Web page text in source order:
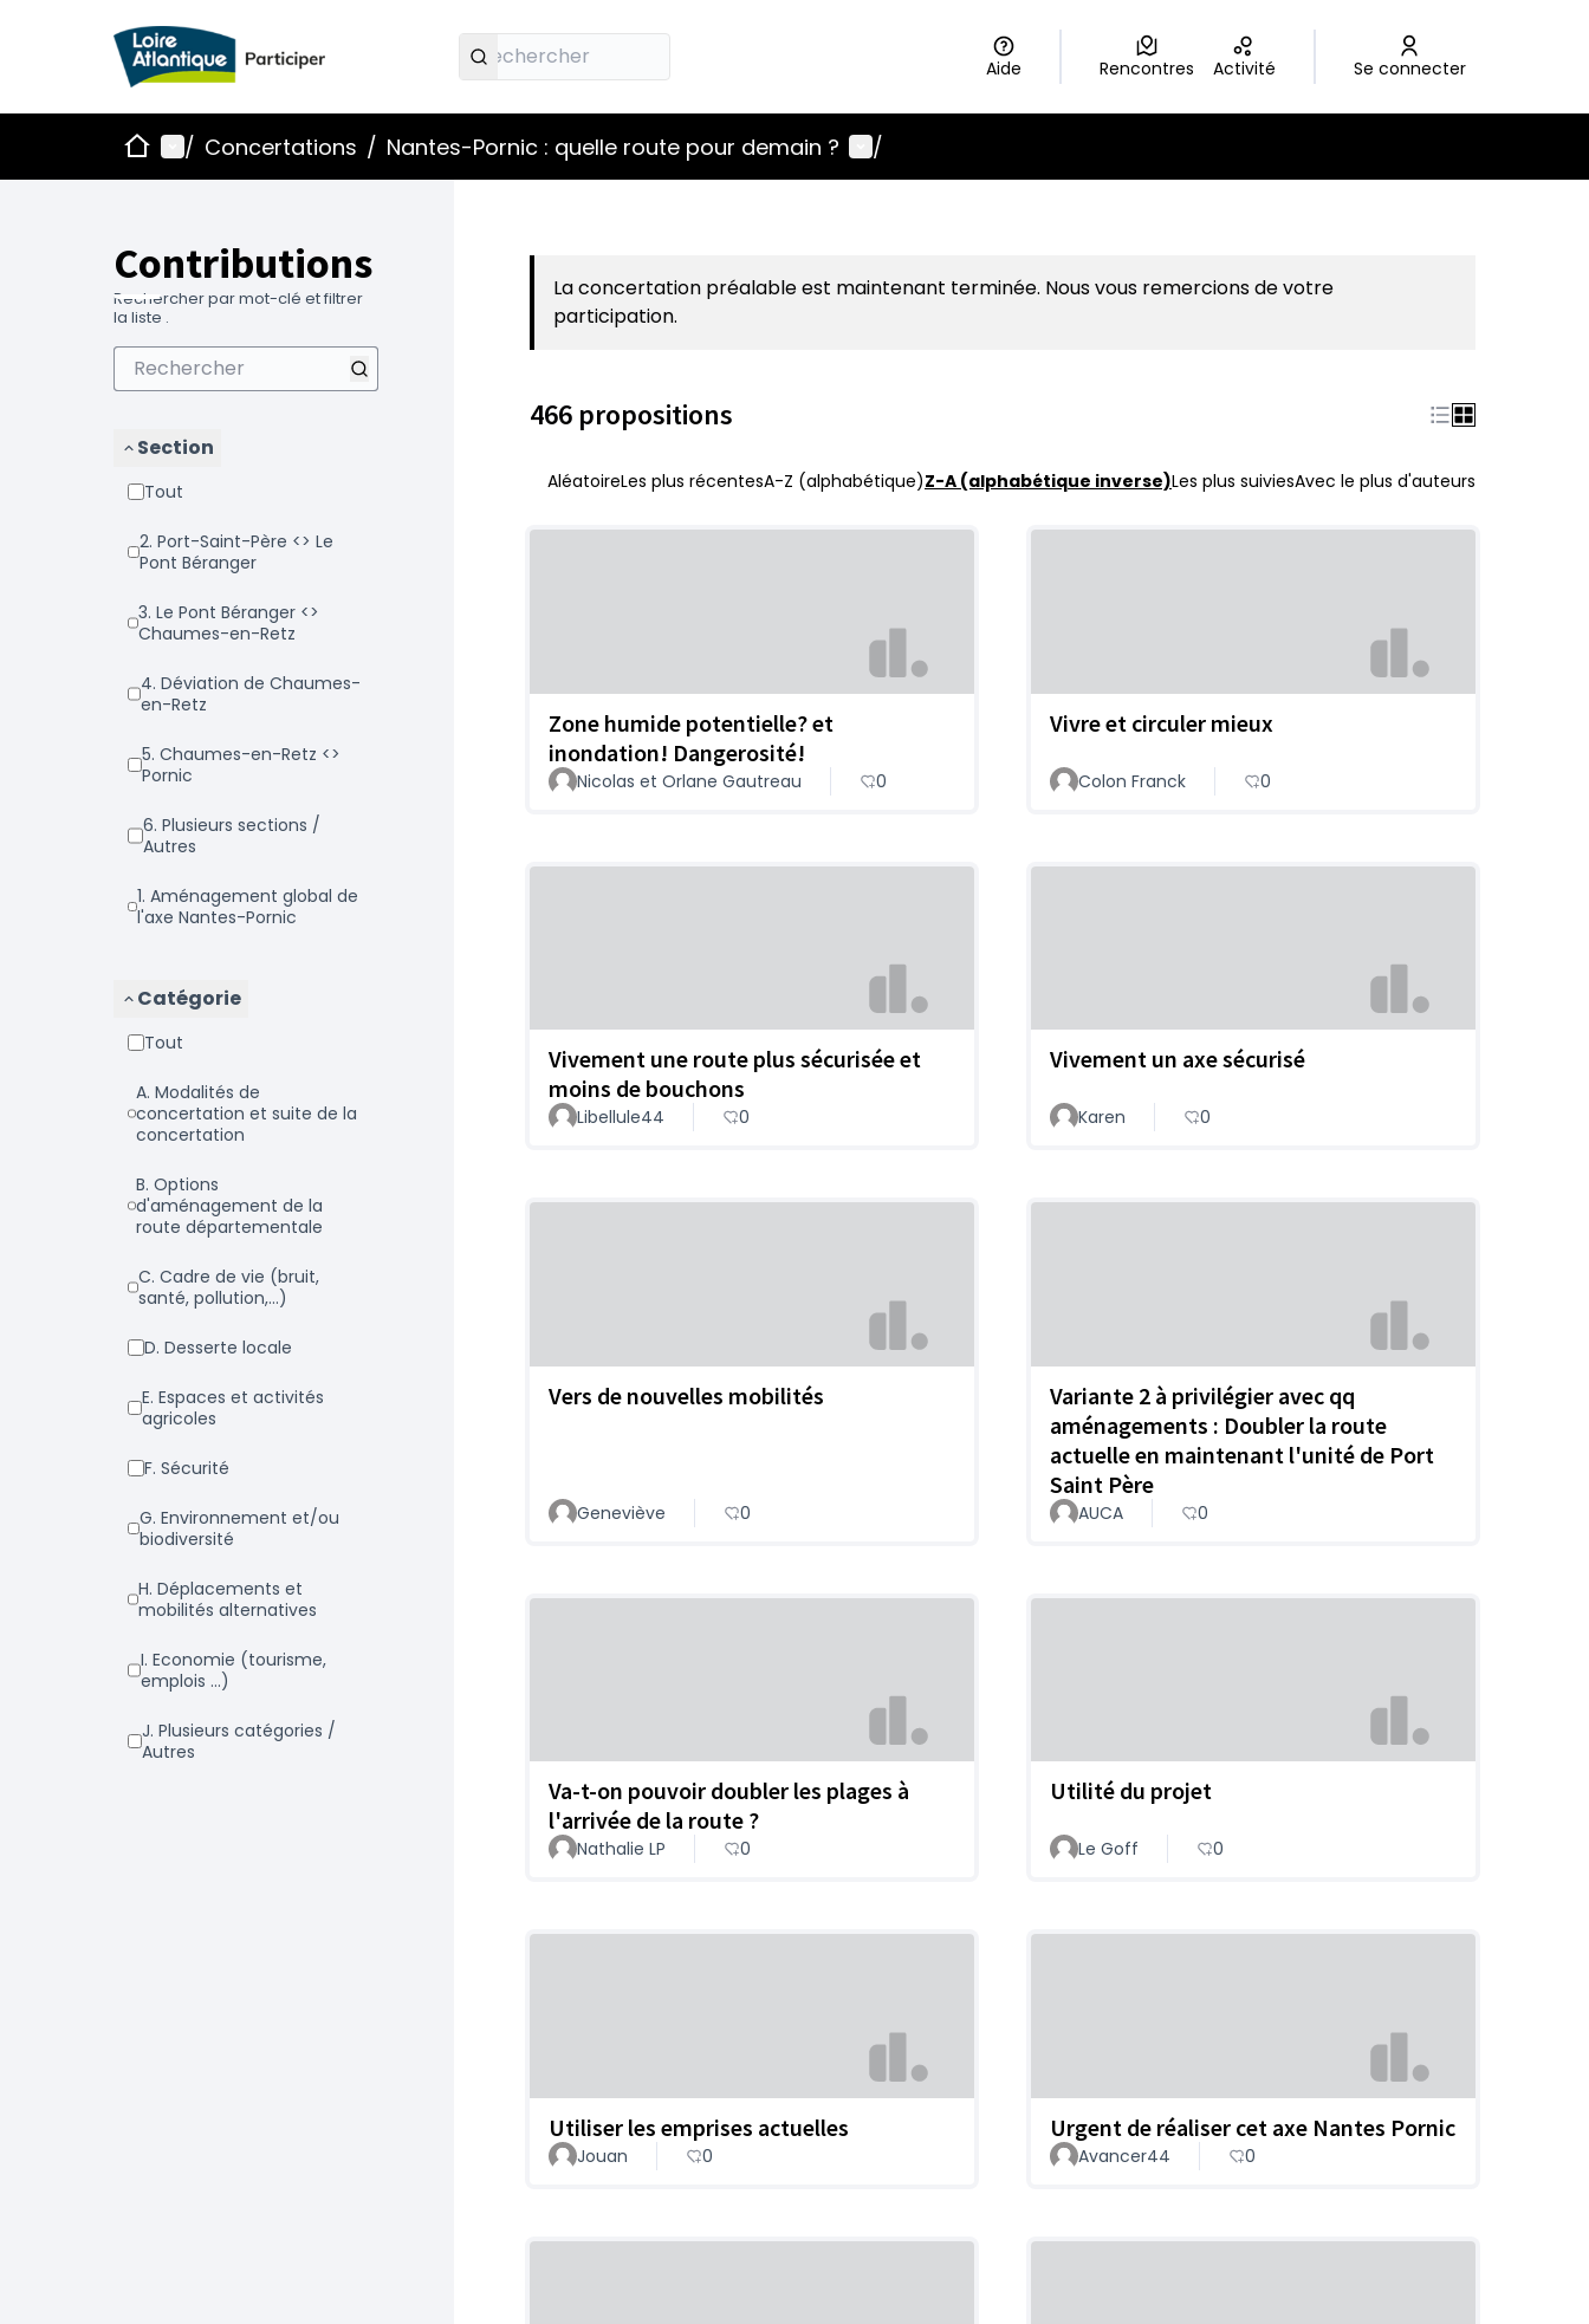
Aide Rencontres Activité Se connecter
AccueilMenu principal
/ Concertations / Nantes-Pornic : quelle route pour demain ? Menu utilisateur
/
Contributions
Rechercher par mot-clé et filtrer
la liste .
Section
Tout
2. Port-Saint-Père <> Le
Pont Béranger
3. Le Pont Béranger <>
Chaumes-en-Retz
4. Déviation de Chaumes-
en-Retz
5. Chaumes-en-Retz <>
Pornic
6. Plusieurs sections /
Autres
1. Aménagement global de
l'axe Nantes-Pornic
Catégorie
Tout
a. Modalités de
concertation et suite de la
concertation
b. Options
d'aménagement de la
route départementale
c. Cadre de vie (bruit,
santé, pollution,...)
d. Desserte locale
e. Espaces et activités
agricoles
f. Sécurité
g. Environnement et/ou
biodiversité
h. Déplacements et
mobilités alternatives
i. Economie (tourisme,
emplois ...)
j. Plusieurs catégories /
Autres
La concertation préalable est maintenant terminée. Nous vous remercions de votre
participation.
466 propositions
AléatoireLes plus récentesA-Z (alphabétique)Z-A (alphabétique inverse)Les plus suiviesAvec le plus d'auteurs
Zone humide potentielle? et
inondation! Dangerosité!
Nicolas et Orlane Gautreau 0
Vivre et circuler mieux
Colon Franck 0
Vivement une route plus sécurisée et
moins de bouchons
Libellule44 0
Vivement un axe sécurisé
Karen 0
Vers de nouvelles mobilités
Geneviève 0
Variante 2 à privilégier avec qq
aménagements : Doubler la route
actuelle en maintenant l'unité de Port
Saint Père
AUCA 0
Va-t-on pouvoir doubler les plages à
l'arrivée de la route ?
Nathalie LP 0
Utilité du projet
Le Goff 0
Utiliser les emprises actuelles
Jouan 0
Urgent de réaliser cet axe Nantes Pornic
Avancer44 0